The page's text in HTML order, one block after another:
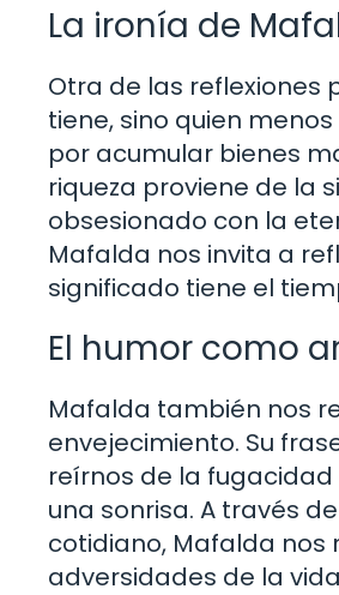
La ironía de
Otra de las reflexiones
tiene, sino quien
por acumular bienes
riqueza proviene de la
obsesionado con la
Mafalda nos invita a
significado tiene el
El humor como
Mafalda también nos
envejecimiento. Su
reírnos de la
una sonrisa. A través
cotidiano, Mafalda nos
adversidades de la